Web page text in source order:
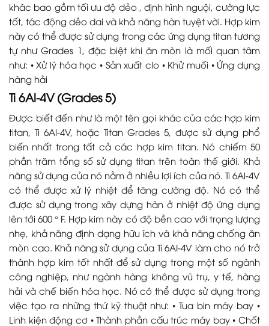
khác bao gồm tối ưu độ dẻo , định hình nguội, cường lực
tốt, tác động dẻo dai và khả năng hàn tuyệt vời. Hợp kim
này có thể được sử dụng trong các ứng dụng titan tương
tự như Grades 1, đặc biệt khi ăn mòn là mối quan tâm
như: • Xử lý hóa học • Sản xuất clo • Khử muối • Ứng dụng
hàng hải
Ti 6Al-4V (Grades 5)
Được biết đến như là một tên gọi khác của các hợp kim
titan, Ti 6Al-4V, hoặc Titan Grades 5, được sử dụng phổ
biến nhất trong tất cả các hợp kim titan. Nó chiếm 50
phần trăm tổng số sử dụng titan trên toàn thế giới. Khả
năng sử dụng của nó nằm ở nhiều lợi ích của nó. Ti 6Al-4V
có thể được xử lý nhiệt để tăng cường độ. Nó có thể
được sử dụng trong xây dựng hàn ở nhiệt độ ứng dụng
lên tới 600 ° F. Hợp kim này có độ bền cao với trọng lượng
nhẹ, khả năng định dạng hữu ích và khả năng chống ăn
mòn cao. Khả năng sử dụng của Ti 6AI-4V làm cho nó trở
thành hợp kim tốt nhất để sử dụng trong một số ngành
công nghiệp, như ngành hàng không vũ trụ, y tế, hàng
hải và chế biến hóa học. Nó có thể được sử dụng trong
việc tạo ra những thứ kỹ thuật như: • Tua bin máy bay •
Linh kiện động cơ • Thành phần cấu trúc máy bay • Chốt